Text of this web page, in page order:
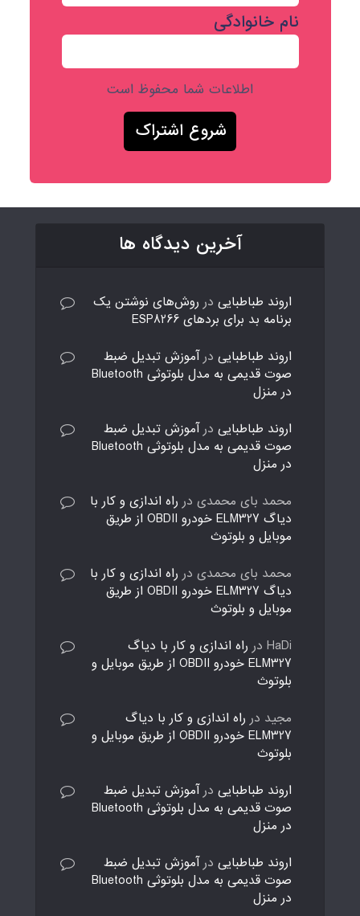
نام خانوادگی
اطلاعات شما محفوظ است
آخرین دیدگاه ها
اروند طباطبایی در روش‌های نوشتن یک
برنامه بد برای بردهای ESP8266
اروند طباطبایی درآموزش تبدیل ضبط
صوت قدیمی به مدل بلوتوثی Bluetooth
در منزل
اروند طباطبایی درآموزش تبدیل ضبط
صوت قدیمی به مدل بلوتوثی Bluetooth
در منزل
محمد بای محمدی در راه اندازی و کار با
دیاگ ELM327 خودرو OBDII از طریق
موبایل و بلوتوث
محمد بای محمدی در راه اندازی و کار با
دیاگ ELM327 خودرو OBDII از طریق
موبایل و بلوتوث
HaDi در راه اندازی و کار با دیاگ
ELM327 خودرو OBDII از طریق موبایل و
بلوتوث
مجید در راه اندازی و کار با دیاگ
ELM327 خودرو OBDII از طریق موبایل و
بلوتوث
اروند طباطبایی درآموزش تبدیل ضبط
صوت قدیمی به مدل بلوتوثی Bluetooth
در منزل
اروند طباطبایی درآموزش تبدیل ضبط
صوت قدیمی به مدل بلوتوثی Bluetooth
در منزل